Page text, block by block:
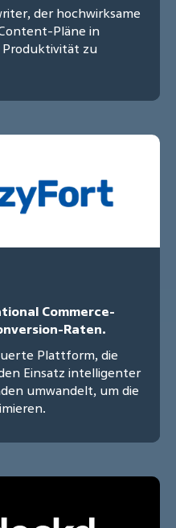
der hochwirksame
Pläne in
zu
Commerce-
Raten.
Plattform, die
Einsatz intelligenter
umwandelt, um die